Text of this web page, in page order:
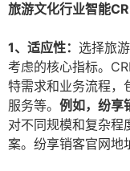
旅游文化行业智能
1、适应性： 选择旅
考虑的核心指标。
特需求和业务流程，
服务等。 例如，纷享
对不同规模和复杂程
案。纷享销客官网地